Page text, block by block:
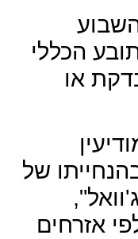
הכללי
או
של
אזרחים